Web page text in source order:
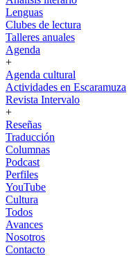
Lenguas
Clubes de lectura
Talleres anuales
Agenda
+
Agenda cultural
Actividades en Escaramuza
Revista Intervalo
+
Reseñas
Traducción
Columnas
Podcast
Perfiles
YouTube
Cultura
Todos
Avances
Nosotros
Contacto